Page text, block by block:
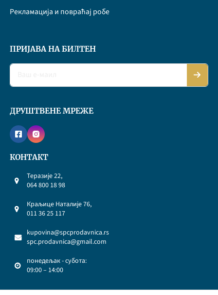
Рекламација и повраћај робе
ПРИЈАВА НА БИЛТЕН
ДРУШТВЕНЕ МРЕЖЕ
КОНТАКТ
Теразије 22,
064 800 18 98
Краљице Наталије 76,
011 36 25 117
kupovina@spcprodavnica.rs
spc.prodavnica@gmail.com
понедељак - субота:
09:00 – 14:00